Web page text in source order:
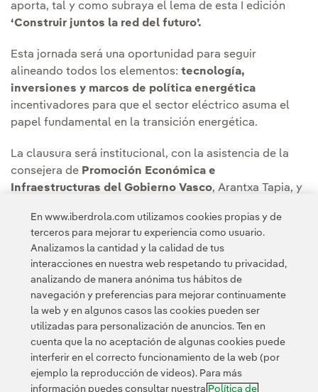
aporta, tal y como subraya el lema de esta I edición
‘Construir juntos la red del futuro’.
Esta jornada será una oportunidad para seguir
alineando todos los elementos: tecnología,
inversiones y marcos de política energética
incentivadores para que el sector eléctrico asuma el
papel fundamental en la transición energética.
La clausura será institucional, con la asistencia de la
consejera de Promoción Económica e
Infraestructuras del Gobierno Vasco, Arantxa Tapia, y
Ruiz-Tagle.
Contacta Política de Privacidad Información legal
Transparencia en el uso de la IA Política de cookies
Configuración de cookies Accesibilidad Canal de denuncias
En www.iberdrola.com utilizamos cookies propias y de
terceros para mejorar tu experiencia como usuario.
Analizamos la cantidad y la calidad de tus
interacciones en nuestra web respetando tu privacidad,
analizando de manera anónima tus hábitos de
navegación y preferencias para mejorar continuamente
la web y en algunos casos las cookies pueden ser
utilizadas para personalización de anuncios. Ten en
cuenta que la no aceptación de algunas cookies puede
interferir en el correcto funcionamiento de la web (por
ejemplo la reproducción de videos). Para más
información puedes consultar nuestra Política de